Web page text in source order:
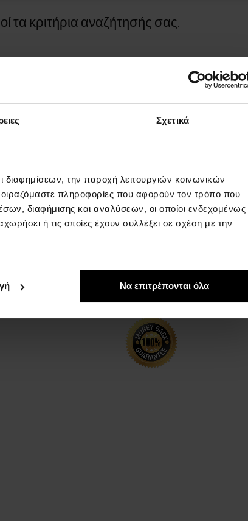
Σχετικά
διαφημίσεων, την παροχή λειτουργιών κοινωνικών
πληροφορίες που αφορούν τον τρόπο που
διαφήμισης και αναλύσεων, οι οποίοι ενδεχομένως
ή τις οποίες έχουν συλλέξει σε σχέση με την
Να επιτρέπονται όλα
τα κριτήρια αναζήτησής σας.
την παράδοση
Μπορείτε να λαμβάνετε νέα,
σπουδαία πράγματα αν
εγγραφείτε στο kokuletter μας
ΗΛΕΚΤΡΟΝΙΚΗ